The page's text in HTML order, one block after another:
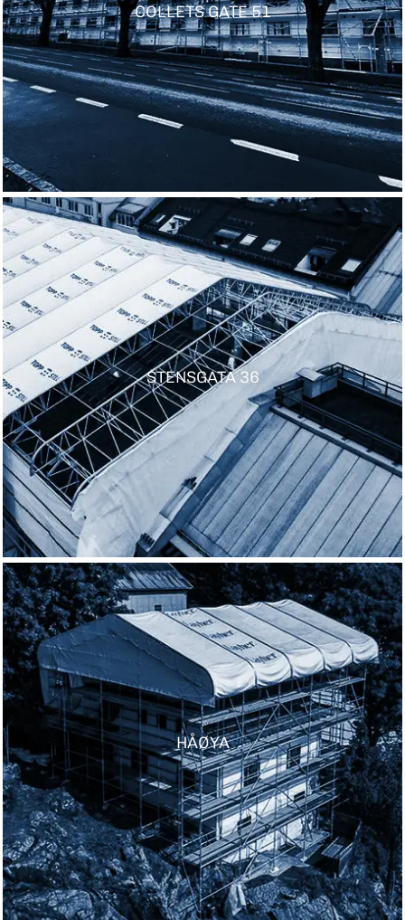
COLLETS GATE 51
STENSGATA 36
HÅØYA